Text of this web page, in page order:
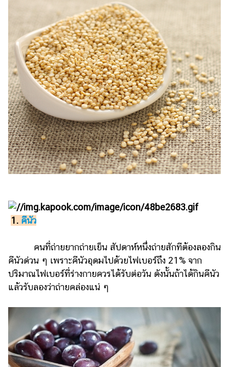
วง
ผู้
หญิง
ผู้ชาย
สุขภาพ
ท่อง
เที่ยว
สูตร
อาหาร
ง่ายๆ
ช้อป
ปิ้ง
บ้าน
และ
การ
ตกแต่ง
ราคา
ทอง
1. คีนัว
คนที่ถ่ายยากถ่ายเย็น สัปดาห์หนึ่งถ่ายสักทีต้องลองกิน
คีนัวด่วน ๆ เพราะคีนัวอุดมไปด้วยไฟเบอร์ถึง 21% จาก
ปริมาณไฟเบอร์ที่ร่างกายควรได้รับต่อวัน ดังนั้นถ้าได้กินคีนัว
แล้วรับลองว่าถ่ายคล่องแน่ ๆ